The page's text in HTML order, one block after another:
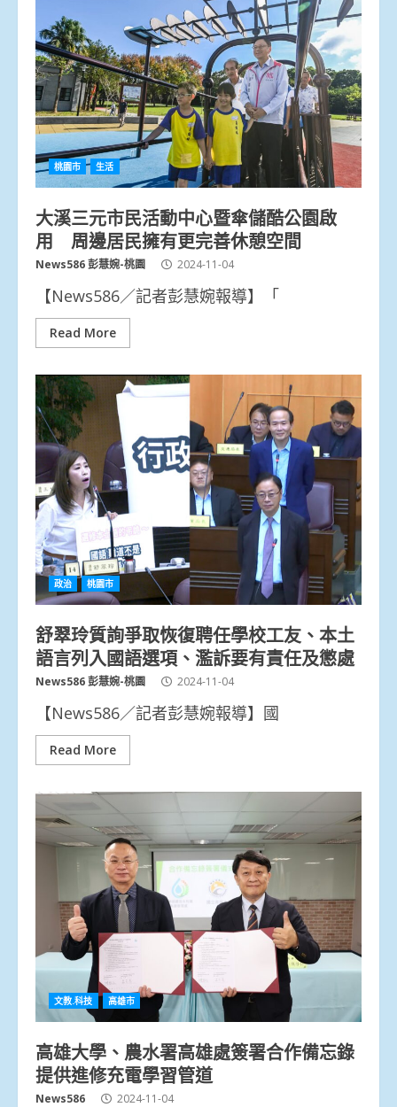
桃園市 生活
大溪三元市民活動中心暨傘儲酷公園啟
用 周邊居民擁有更完善休憩空間
News586 彭慧婉-桃園 2024-11-04
【News586／記者彭慧婉報導】「
Read More
政治 桃園市
舒翠玲質詢爭取恢復聘任學校工友、本土
語言列入國語選項、濫訴要有責任及懲處
News586 彭慧婉-桃園 2024-11-04
【News586／記者彭慧婉報導】國
Read More
文教.科技 高雄市
高雄大學、農水署高雄處簽署合作備忘錄
提供進修充電學習管道
News586 2024-11-04